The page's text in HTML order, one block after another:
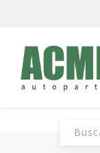
Buscar: